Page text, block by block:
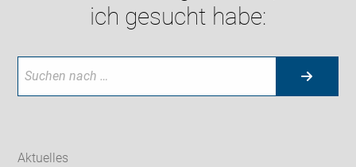
ich gesucht habe:
Aktuelles